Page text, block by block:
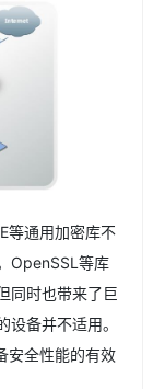
等通用加密库不
OpenSSL等库
同时也带来了巨
备并不适用。
安全性能的有效